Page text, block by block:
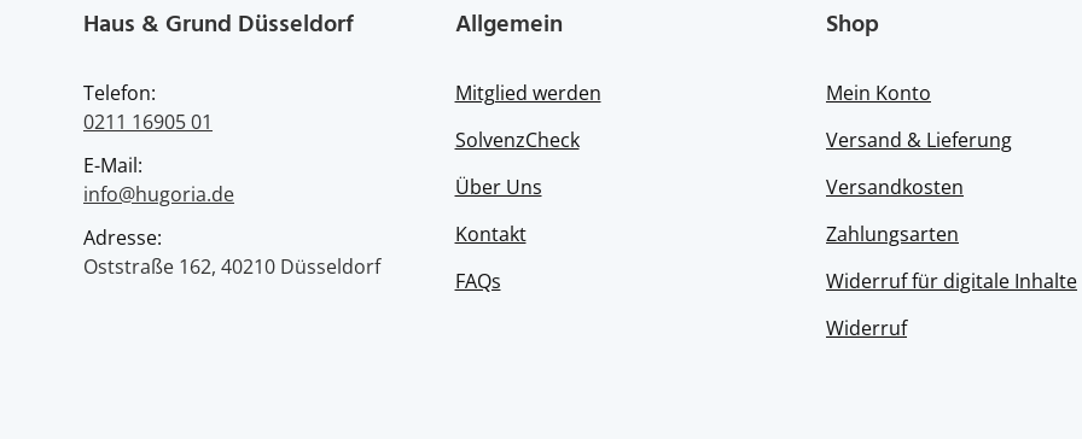
Haus & Grund Düsseldorf
Telefon:
0211 16905 01
E-Mail:
info@hugoria.de
Adresse:
Oststraße 162, 40210 Düsseldorf
Allgemein
Mitglied werden
SolvenzCheck
Über Uns
Kontakt
FAQs
Shop
Mein Konto
Versand & Lieferung
Versandkosten
Zahlungsarten
Widerruf für digitale Inhalte
Widerruf